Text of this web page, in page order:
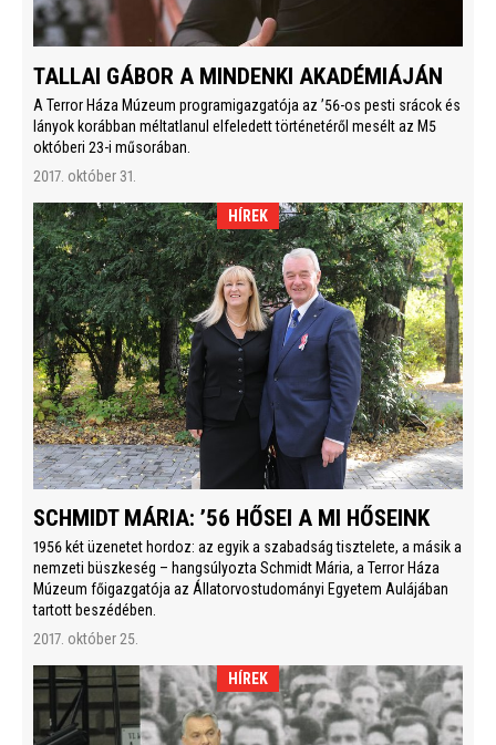
TALLAI GÁBOR A MINDENKI AKADÉMIÁJÁN
A Terror Háza Múzeum programigazgatója az ’56-os pesti srácok és
lányok korábban méltatlanul elfeledett történetéről mesélt az M5
októberi 23-i műsorában.
2017. október 31.
HÍREK
SCHMIDT MÁRIA: ’56 HŐSEI A MI HŐSEINK
1956 két üzenetet hordoz: az egyik a szabadság tisztelete, a másik a
nemzeti büszkeség – hangsúlyozta Schmidt Mária, a Terror Háza
Múzeum főigazgatója az Állatorvostudományi Egyetem Aulájában
tartott beszédében.
2017. október 25.
HÍREK